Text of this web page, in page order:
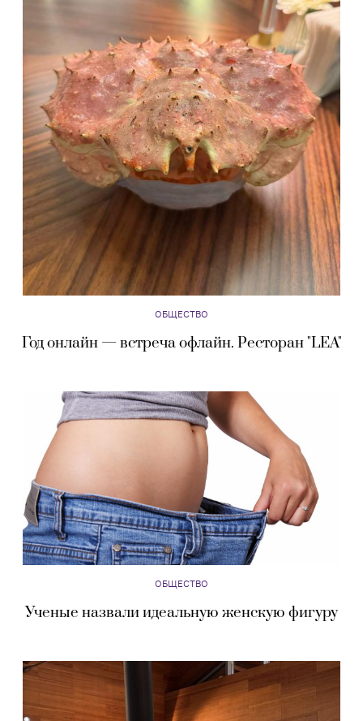
ОБЩЕСТВО
Год онлайн — встреча офлайн. Ресторан "LEA"
ОБЩЕСТВО
Ученые назвали идеальную женскую фигуру